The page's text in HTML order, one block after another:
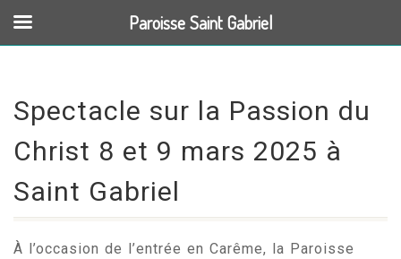
Spectacle sur la Passion du
Christ 8 et 9 mars 2025 à
Saint Gabriel
À l’occasion de l’entrée en Carême, la Paroisse
Paroisse Saint Gabriel